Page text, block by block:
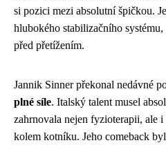
si pozici mezi absolutní špičkou.
hlubokého stabilizačního
před přetížením.
Jannik Sinner překonal nedávné
plné síle. Italský talent musel
zahrnovala nejen fyzioterapii, ale
kolem kotníku. Jeho comeback